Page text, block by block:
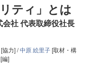
ティ」とは
社 代表取締役社長
[協力] /中原 絵里子[取材・構
[編]